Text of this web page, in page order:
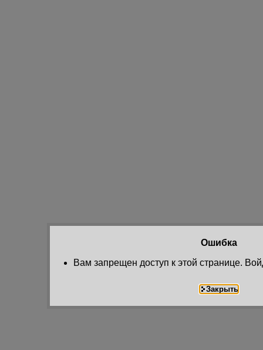
Ошибка
Вам запрещен доступ к этой странице.